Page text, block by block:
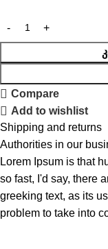
Compare
Add to wishlist
Shipping and returns
Authorities in our
Lorem Ipsum is that
so fast, I'd say, there
greeking text, as its
problem to take into